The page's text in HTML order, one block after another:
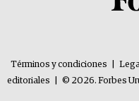
Términos y condiciones
editoriales
© 2026. Forbes